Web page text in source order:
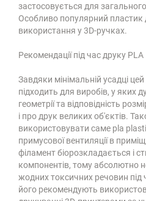
застосовується для
Особливо популярний пластик
використання у 3D-ручках.
Рекомендації під час друку PLA
Завдяки мінімальній усадці
підходить для виробів, у яких
геометрії та відповідність
і про друк великих об'єктів.
використовувати саме pla
примусової вентиляції в
філамент біорозкладається і
компонентів, тому абсолютно
жодних токсичних речовин
його рекомендують